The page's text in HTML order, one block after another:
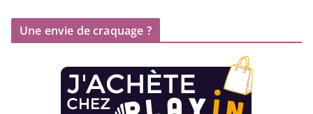
Une envie de craquage ?